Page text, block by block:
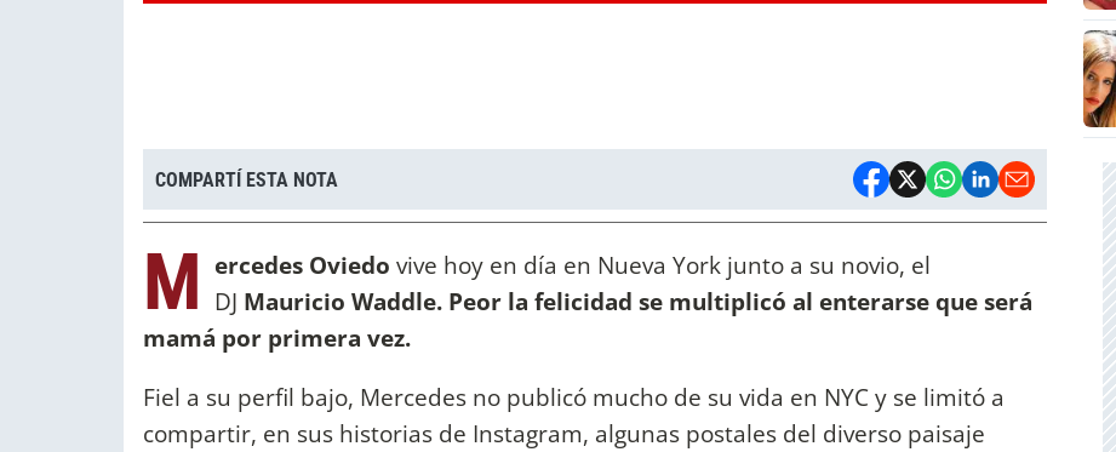
COMPARTÍ ESTA NOTA
M ercedes Oviedo vive hoy en día en Nueva York junto a su novio, el
DJ Mauricio Waddle. Peor la felicidad se multiplicó al enterarse que será
mamá por primera vez.
Fiel a su perfil bajo, Mercedes no publicó mucho de su vida en NYC y se limitó a
compartir, en sus historias de Instagram, algunas postales del diverso paisaje